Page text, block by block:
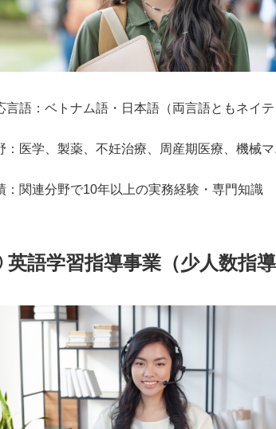
言語：ベトナム語・日本語（両言語ともネイ
：医学、製薬、不妊治療、周産期医療、機械
：関連分野で10年以上の実務経験・専門知識
語学習指導事業（少人数指